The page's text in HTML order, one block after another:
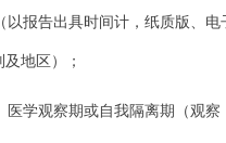
报告出具时间计，纸质版、电
地区）；
学观察期或自我隔离期（观察